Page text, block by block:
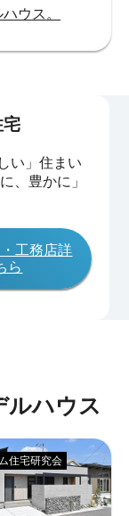
ウス。
宅
い」住まい
、豊かに」
工務店詳
ら
ルハウス
住宅研究会